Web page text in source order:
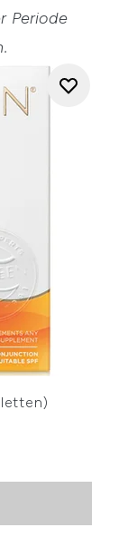
Periode